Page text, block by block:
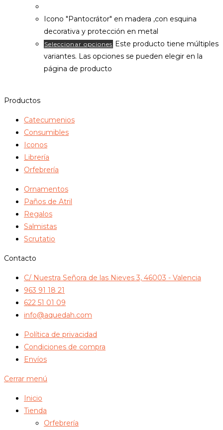
Icono "Pantocrátor" en madera ,con esquina
decorativa y protección en metal
Seleccionar opciones Este producto tiene múltiples
variantes. Las opciones se pueden elegir en la
página de producto
Productos
Catecumenios
Consumibles
Iconos
Librería
Orfebrería
Ornamentos
Paños de Atril
Regalos
Salmistas
Scrutatio
Contacto
C/ Nuestra Señora de las Nieves 3, 46003 - Valencia
963 91 18 21
622 51 01 09
info@aquedah.com
Política de privacidad
Condiciones de compra
Envíos
Cerrar menú
Inicio
Tienda
Orfebrería